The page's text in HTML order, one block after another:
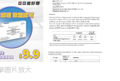
圖片放大